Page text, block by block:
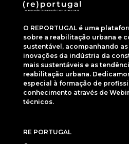
O REPORTUGAL é uma
sobre a reabilitação urbana e
sustentável, acompanhando
inovações da indústria da
mais sustentáveis e as
reabilitação urbana.
especial à formação de
conhecimento através de
técnicos.
RE PORTUGAL